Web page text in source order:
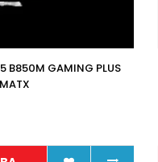
B850M GAMING PLUS